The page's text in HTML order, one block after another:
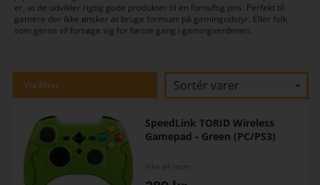
er, at de udvikler rigtig gode produkter til en fornuftig pris. Perfekt til
gamere der ikke ønsker at bruge formuer på gamingudstyr. Eller folk
som gerne vil forsøge sig for første gang i gamingverdenen.
Vis filter
SpeedLink TORID Wireless
Gamepad - Green (PC/PS3)